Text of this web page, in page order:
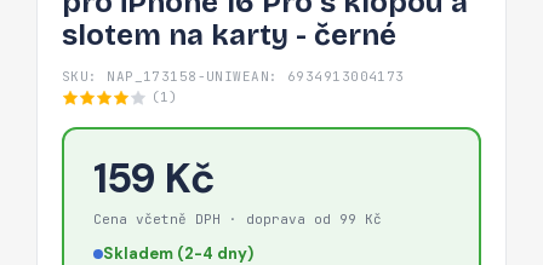
černé
slotem na karty - černé
SKU: NAP_173158-UNIWEAN: 6934913004173
(1)
159 Kč
Cena včetně DPH · doprava od 99 Kč
Skladem (2-4 dny)